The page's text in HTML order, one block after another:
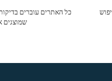
כל האתרים עוברים
שמוצגים